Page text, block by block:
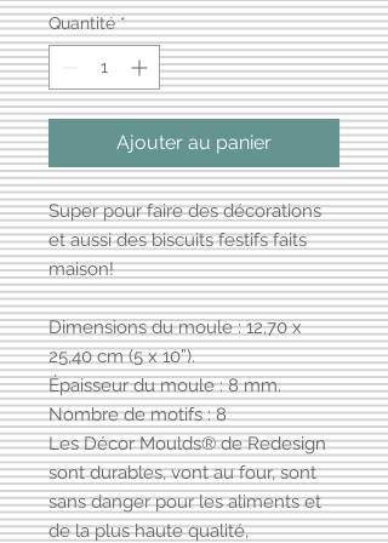
Quantité *
Ajouter au panier
Super pour faire des décorations
et aussi des biscuits festifs faits
maison!
Dimensions du moule : 12,70 x
25,40 cm (5 x 10”).
Épaisseur du moule : 8 mm.
Nombre de motifs : 8
Les Décor Moulds® de Redesign
sont durables, vont au four, sont
sans danger pour les aliments et
de la plus haute qualité,